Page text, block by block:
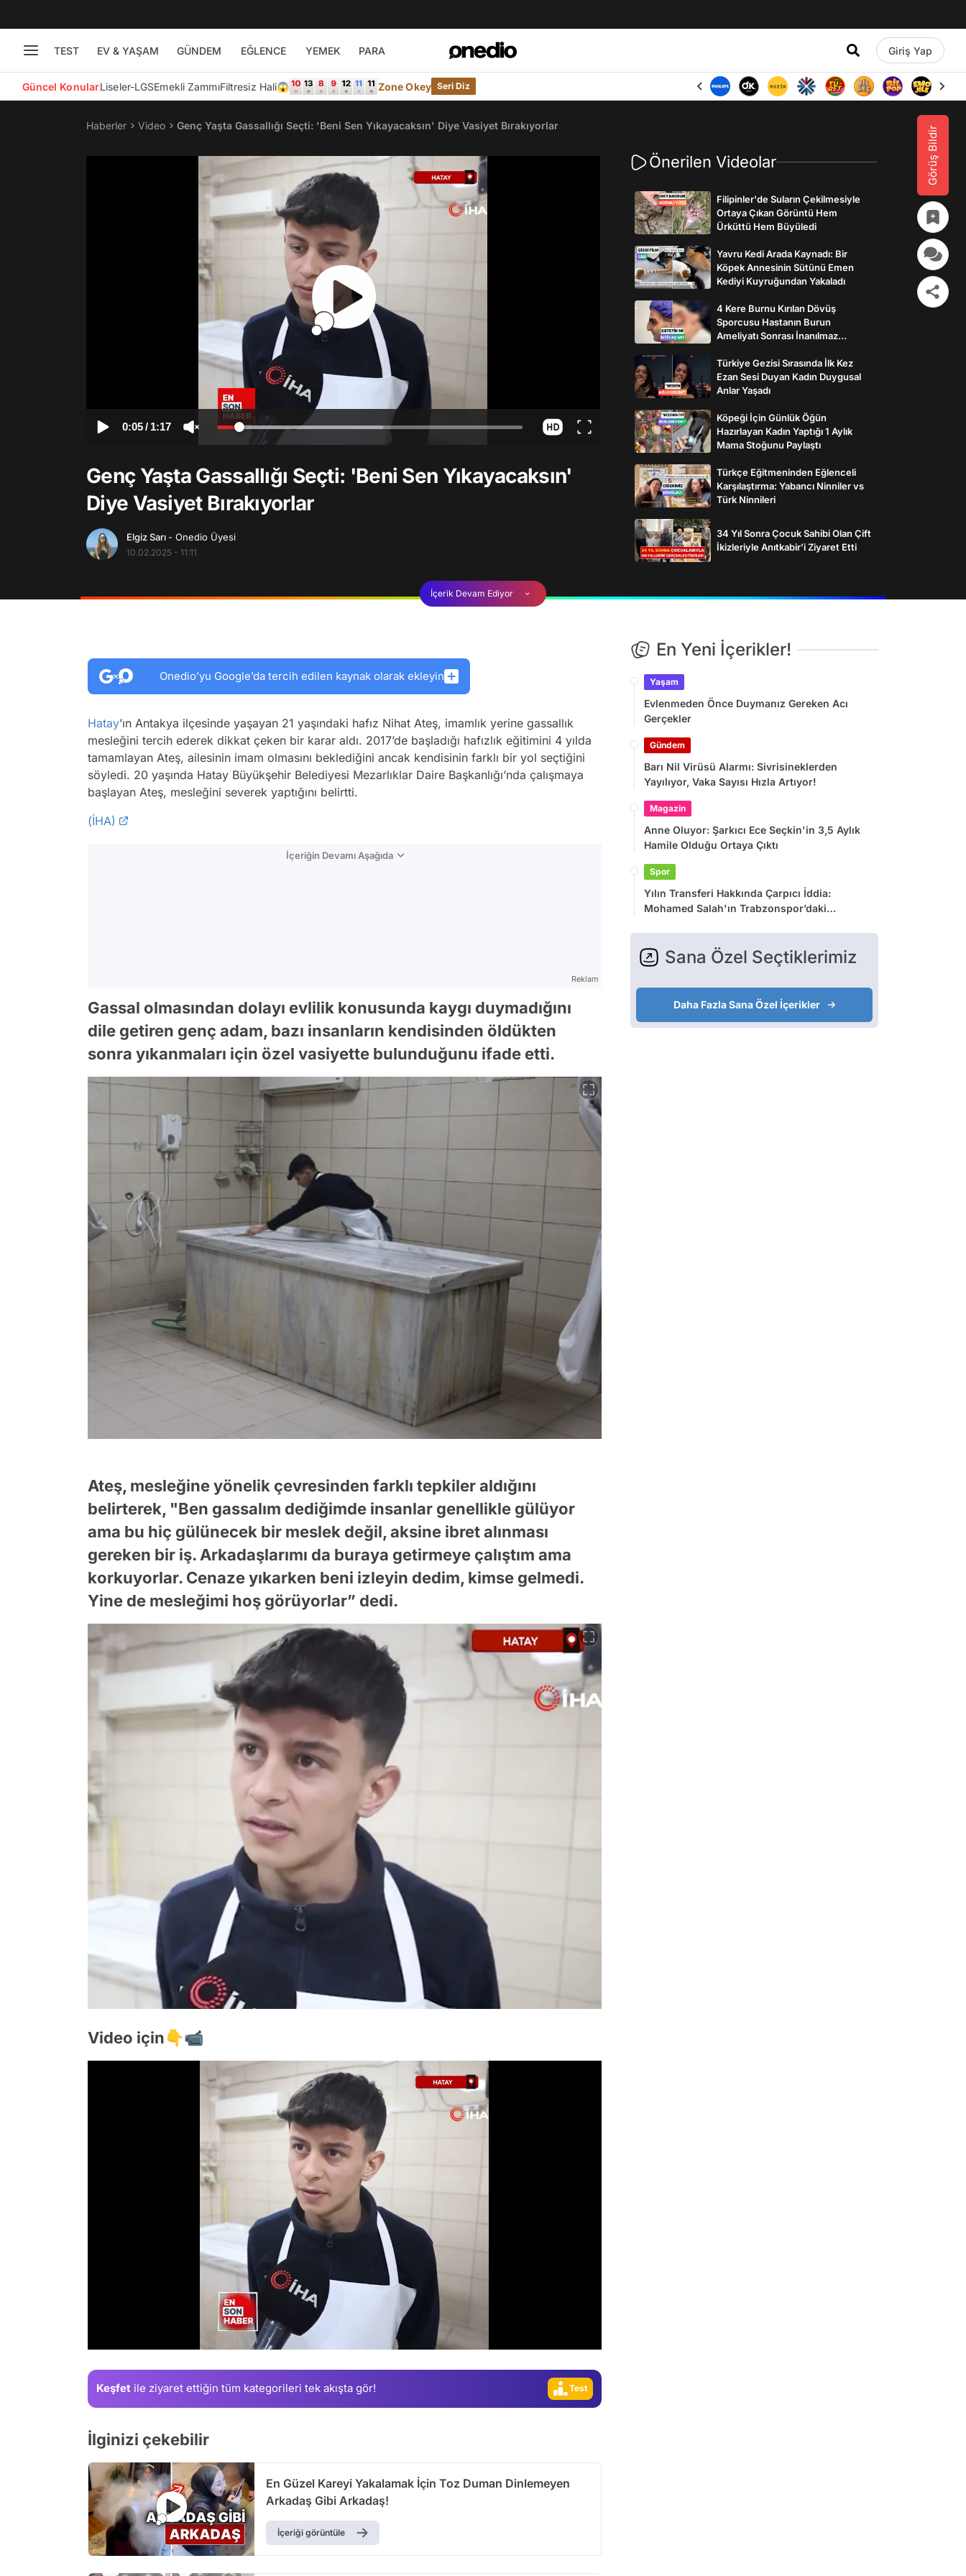
TEST EV & YAŞAM GÜNDEM EĞLENCE YEMEK PARA Giriş Yap
Güncel KonularLiseler-LGSEmekli ZammıFiltresiz Hali😱 Zone Okey Seri Diz
Görüş Bildir
Haberler Video Genç Yaşta Gassallığı Seçti: 'Beni Sen Yıkayacaksın' Diye Vasiyet Bırakıyorlar
0:05/ 1:17
Genç Yaşta Gassallığı Seçti: 'Beni Sen Yıkayacaksın'
Diye Vasiyet Bırakıyorlar
Elgiz Sarı - Onedio Üyesi
10.02.2025 - 11:11
Önerilen Videolar
Filipinler'de Suların Çekilmesiyle
Ortaya Çıkan Görüntü Hem
Ürküttü Hem Büyüledi
Yavru Kedi Arada Kaynadı: Bir
Köpek Annesinin Sütünü Emen
Kediyi Kuyruğundan Yakaladı
4 Kere Burnu Kırılan Dövüş
Sporcusu Hastanın Burun
Ameliyatı Sonrası İnanılmaz
Türkiye Gezisi Sırasında İlk Kez
Ezan Sesi Duyan Kadın Duygusal
Anlar Yaşadı
Köpeği İçin Günlük Öğün
Hazırlayan Kadın Yaptığı 1 Aylık
Mama Stoğunu Paylaştı
Türkçe Eğitmeninden Eğlenceli
Karşılaştırma: Yabancı Ninniler vs
Türk Ninnileri
34 Yıl Sonra Çocuk Sahibi Olan Çift
İkizleriyle Anıtkabir’i Ziyaret Etti
İçerik Devam Ediyor
Onedio’yu Google’da tercih edilen kaynak olarak ekleyin
Hatay’ın Antakya ilçesinde yaşayan 21 yaşındaki hafız Nihat Ateş, imamlık yerine gassallık
mesleğini tercih ederek dikkat çeken bir karar aldı. 2017’de başladığı hafızlık eğitimini 4 yılda
tamamlayan Ateş, ailesinin imam olmasını beklediğini ancak kendisinin farklı bir yol seçtiğini
söyledi. 20 yaşında Hatay Büyükşehir Belediyesi Mezarlıklar Daire Başkanlığı’nda çalışmaya
başlayan Ateş, mesleğini severek yaptığını belirtti.
(İHA)
İçeriğin Devamı Aşağıda
Reklam
Gassal olmasından dolayı evlilik konusunda kaygı duymadığını
dile getiren genç adam, bazı insanların kendisinden öldükten
sonra yıkanmaları için özel vasiyette bulunduğunu ifade etti.
Ateş, mesleğine yönelik çevresinden farklı tepkiler aldığını
belirterek, "Ben gassalım dediğimde insanlar genellikle gülüyor
ama bu hiç gülünecek bir meslek değil, aksine ibret alınması
gereken bir iş. Arkadaşlarımı da buraya getirmeye çalıştım ama
korkuyorlar. Cenaze yıkarken beni izleyin dedim, kimse gelmedi.
Yine de mesleğimi hoş görüyorlar” dedi.
Video için👇📹
Keşfet ile ziyaret ettiğin tüm kategorileri tek akışta gör! Test
İlginizi çekebilir
En Güzel Kareyi Yakalamak İçin Toz Duman Dinlemeyen
Arkadaş Gibi Arkadaş!
İçeriği görüntüle
En Yeni İçerikler!
Yaşam
Evlenmeden Önce Duymanız Gereken Acı
Gerçekler
Gündem
Barı Nil Virüsü Alarmı: Sivrisineklerden
Yayılıyor, Vaka Sayısı Hızla Artıyor!
Magazin
Anne Oluyor: Şarkıcı Ece Seçkin'in 3,5 Aylık
Hamile Olduğu Ortaya Çıktı
Spor
Yılın Transferi Hakkında Çarpıcı İddia:
Mohamed Salah'ın Trabzonspor’daki
Sana Özel Seçtiklerimiz
Daha Fazla Sana Özel İçerikler